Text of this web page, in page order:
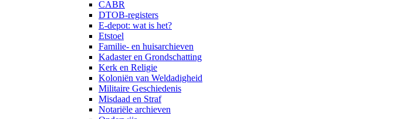
CABR
DTOB-registers
E-depot: wat is het?
Etstoel
Familie- en huisarchieven
Kadaster en Grondschatting
Kerk en Religie
Koloniën van Weldadigheid
Militaire Geschiedenis
Misdaad en Straf
Notariële archieven